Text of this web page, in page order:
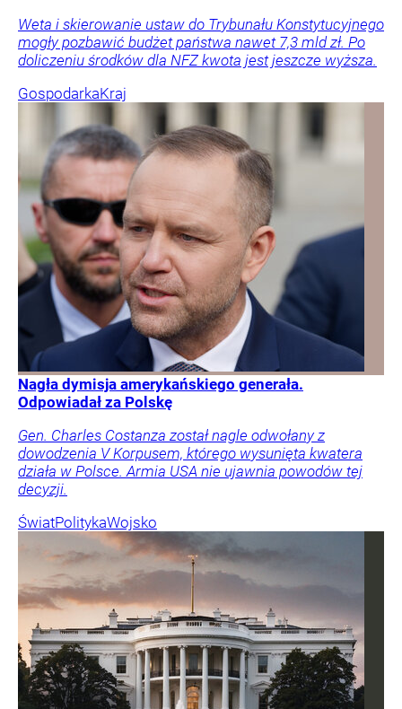
Weta i skierowanie ustaw do Trybunału Konstytucyjnego
mogły pozbawić budżet państwa nawet 7,3 mld zł. Po
doliczeniu środków dla NFZ kwota jest jeszcze wyższa.
GospodarkaKraj
Nagła dymisja amerykańskiego generała.
Odpowiadał za Polskę
Gen. Charles Costanza został nagle odwołany z
dowodzenia V Korpusem, którego wysunięta kwatera
działa w Polsce. Armia USA nie ujawnia powodów tej
decyzji.
ŚwiatPolitykaWojsko